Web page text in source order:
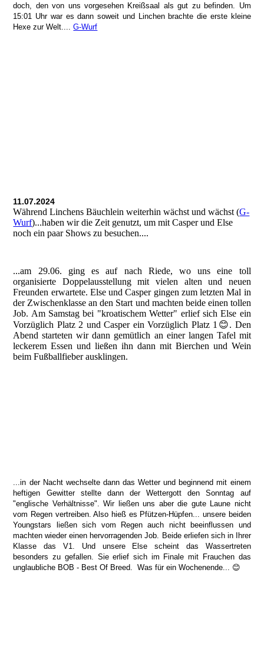
doch, den von uns vorgesehen Kreißsaal als gut zu befinden. Um
15:01 Uhr war es dann soweit und Linchen brachte die erste kleine
Hexe zur Welt....G-Wurf
11.07.2024
Während Linchens Bäuchlein weiterhin wächst und wächst (G-
Wurf)...haben wir die Zeit genutzt, um mit Casper und Else
noch ein paar Shows zu besuchen....
...am 29.06. ging es auf nach Riede, wo uns eine toll
organisierte Doppelausstellung mit vielen alten und neuen
Freunden erwartete. Else und Casper gingen zum letzten Mal in
der Zwischenklasse an den Start und machten beide einen tollen
Job. Am Samstag bei "kroatischem Wetter" erlief sich Else ein
Vorzüglich Platz 2 und Casper ein Vorzüglich Platz 1😊. Den
Abend starteten wir dann gemütlich an einer langen Tafel mit
leckerem Essen und ließen ihn dann mit Bierchen und Wein
beim Fußballfieber ausklingen.
...in der Nacht wechselte dann das Wetter und beginnend mit einem
heftigen Gewitter stellte dann der Wettergott den Sonntag auf
"englische Verhältnisse". Wir ließen uns aber die gute Laune nicht
vom Regen vertreiben. Also hieß es Pfützen-Hüpfen... unsere beiden
Youngstars ließen sich vom Regen auch nicht beeinflussen und
machten wieder einen hervorragenden Job. Beide erliefen sich in Ihrer
Klasse das V1. Und unsere Else scheint das Wassertreten
besonders zu gefallen. Sie erlief sich im Finale mit Frauchen das
unglaubliche BOB - Best Of Breed. Was für ein Wochenende... 😊